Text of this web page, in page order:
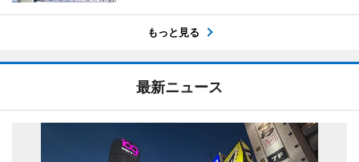
もっと見る
最新ニュース